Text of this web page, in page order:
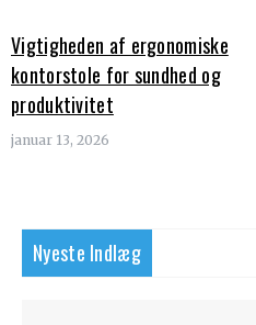
Vigtigheden af ergonomiske
kontorstole for sundhed og
produktivitet
januar 13, 2026
Nyeste Indlæg